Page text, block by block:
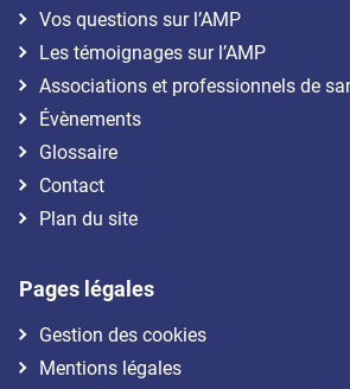
Vos questions sur l’AMP
Les témoignages sur l’AMP
Associations et professionnels de
Évènements
Glossaire
Contact
Plan du site
Pages légales
Gestion des cookies
Mentions légales